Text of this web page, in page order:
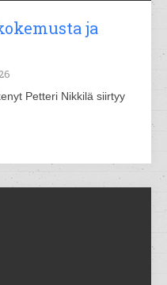
ja
Petteri Nikkilä siirtyy